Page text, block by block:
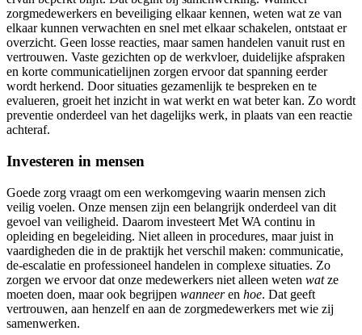
zorgmedewerkers en beveiliging elkaar kennen, weten wat ze van
elkaar kunnen verwachten en snel met elkaar schakelen, ontstaat er
overzicht. Geen losse reacties, maar samen handelen vanuit rust en
vertrouwen. Vaste gezichten op de werkvloer, duidelijke afspraken
en korte communicatielijnen zorgen ervoor dat spanning eerder
wordt herkend. Door situaties gezamenlijk te bespreken en te
evalueren, groeit het inzicht in wat werkt en wat beter kan. Zo wordt
preventie onderdeel van het dagelijks werk, in plaats van een reactie
achteraf.
Investeren in mensen
Goede zorg vraagt om een werkomgeving waarin mensen zich
veilig voelen. Onze mensen zijn een belangrijk onderdeel van dit
gevoel van veiligheid. Daarom investeert Met WA continu in
opleiding en begeleiding. Niet alleen in procedures, maar juist in
vaardigheden die in de praktijk het verschil maken: communicatie,
de-escalatie en professioneel handelen in complexe situaties. Zo
zorgen we ervoor dat onze medewerkers niet alleen weten watze
moeten doen, maar ook begrijpen wanneeren hoe. Dat geeft
vertrouwen, aan henzelf en aan de zorgmedewerkers met wie zij
samenwerken.